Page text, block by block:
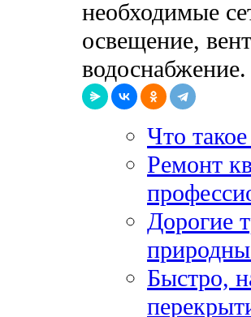
необходимые
освещение,
водоснабжение.
Что
Ремонт
Дорогие
Быстро,